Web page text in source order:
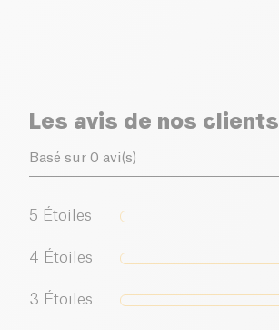
Les avis de nos clients
Basé sur 0 avi(s)
5 Étoiles
4 Étoiles
3 Étoiles